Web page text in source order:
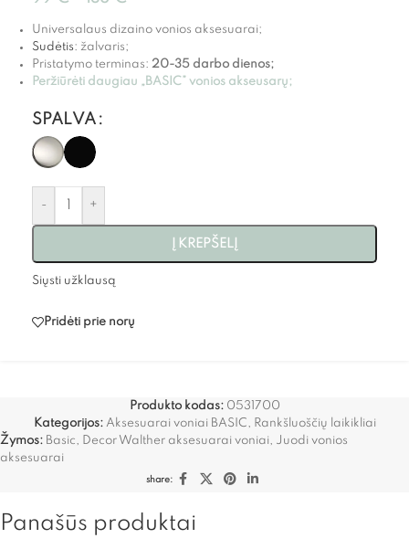
Universalaus dizaino vonios aksesuarai;
Sudėtis: žalvaris;
Pristatymo terminas: 20-35 darbo dienos;
Peržiūrėti daugiau „BASIC” vonios akseusarų;
SPALVA
- +
Į KREPŠELĮ
Siųsti užklausą
Pridėti prie norų
Produkto kodas: 0531700
Kategorijos: Aksesuarai voniai BASIC, Rankšluoščių laikikliai
Žymos: Basic, Decor Walther aksesuarai voniai, Juodi vonios
aksesuarai
share:
Panašūs produktai